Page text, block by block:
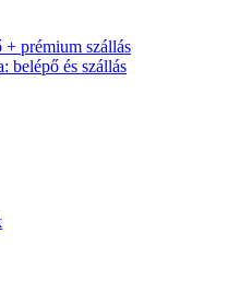
prémium szállás
belépő és szállás